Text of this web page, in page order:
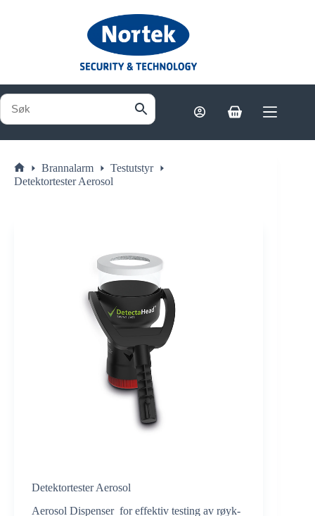
Handlekurv
Hjem
Brannalarm
Testutstyr
Detektortester Aerosol
Detektortester Aerosol
Aerosol Dispenser for effektiv testing av røyk-